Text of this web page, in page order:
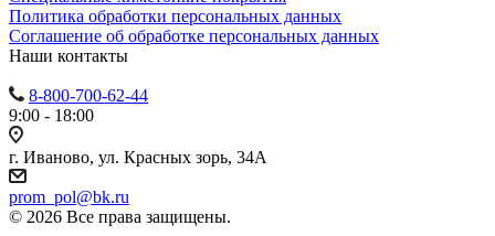
Политика обработки персональных данных
Cоглашение об обработке персональных данных
Наши контакты
8-800-700-62-44
9:00 - 18:00
г. Иваново, ул. Красных зорь, 34А
prom_pol@bk.ru
© 2026 Все права защищены.